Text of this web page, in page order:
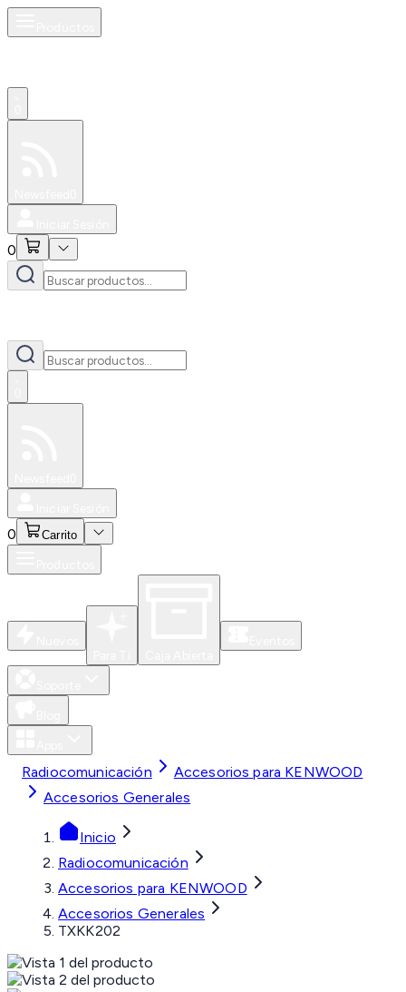
0
0 Carrito
Radiocomunicación
Accesorios para KENWOOD
Accesorios Generales
Inicio
Radiocomunicación
Accesorios para KENWOOD
Accesorios Generales
TXKK202